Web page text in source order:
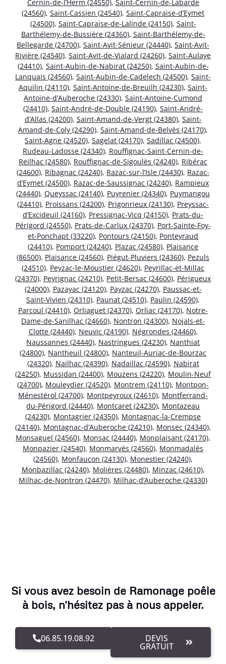
Cernin-de-l’Herm (24550), Saint-Cernin-de-Labarde
(24560), Saint-Cassien (24540), Saint-Capraise-d’Eymet
(24500), Saint-Capraise-de-Lalinde (24150), Saint-
Barthélemy-de-Bussière (24360), Saint-Barthélemy-de-
Bellegarde (24700), Saint-Avit-Sénieur (24440), Saint-Avit-
Rivière (24540), Saint-Avit-de-Vialard (24260), Saint-Aulaye
(24410), Saint-Aubin-de-Nabirat (24250), Saint-Aubin-de-
Lanquais (24560), Saint-Aubin-de-Cadelech (24500), Saint-
Aquilin (24110), Saint-Antoine-de-Breuilh (24230), Saint-
Antoine-d’Auberoche (24330), Saint-Antoine-Cumond
(24410), Saint-André-de-Double (24190), Saint-André-
d’Allas (24200), Saint-Amand-de-Vergt (24380), Saint-
Amand-de-Coly (24290), Saint-Amand-de-Belvès (24170),
Saint-Agne (24520), Sagelat (24170), Sadillac (24500),
Rudeau-Ladosse (24340), Rouffignac-Saint-Cernin-de-
Reilhac (24580), Rouffignac-de-Sigoulès (24240), Ribérac
(24600), Ribagnac (24240), Razac-sur-l’Isle (24430), Razac-
d’Eymet (24500), Razac-de-Saussignac (24240), Rampieux
(24440), Queyssac (24140), Puyrenier (24340), Puymangou
(24410), Proissans (24200), Prigonrieux (24130), Preyssac-
d’Excideuil (24160), Pressignac-Vicq (24150), Prats-du-
Périgord (24550), Prats-de-Carlux (24370), Port-Sainte-Foy-
et-Ponchapt (33220), Pontours (24150), Ponteyraud
(24410), Pomport (24240), Plazac (24580), Plaisance
(86500), Plaisance (24560), Piégut-Pluviers (24360), Pezuls
(24510), Peyzac-le-Moustier (24620), Peyrillac-et-Millac
(24370), Peyrignac (24210), Petit-Bersac (24600), Périgueux
(24000), Pazayac (24120), Payzac (24270), Paussac-et-
Saint-Vivien (24310), Paunat (24510), Paulin (24590),
Parcoul (24410), Orliaguet (24370), Orliac (24170), Notre-
Dame-de-Sanilhac (24660), Nontron (24300), Nojals-et-
Clotte (24440), Neuvic (24190), Négrondes (24460),
Naussannes (24440), Nastringues (24230), Nanthiat
(24800), Nantheuil (24800), Nanteuil-Auriac-de-Bourzac
(24320), Nailhac (24390), Nadaillac (24590), Nabirat
(24250), Mussidan (24400), Mouzens (24220), Moulin-Neuf
(24700), Mouleydier (24520), Montrem (24110), Montpon-
Ménestérol (24700), Montpeyroux (24610), Montferrand-
du-Périgord (24440), Montcaret (24230), Montazeau
(24230), Montagrier (24350), Montagnac-la-Crempse
(24140), Montagnac-d’Auberoche (24210), Monsec (24340),
Monsaguel (24560), Monsac (24440), Monplaisant (24170),
Monpazier (24540), Monmarvès (24560), Monmadalès
(24560), Monfaucon (24130), Monestier (24240),
Monbazillac (24240), Molières (24480), Minzac (24610),
Milhac-de-Nontron (24470), Milhac-d’Auberoche (24330)
Si vous avez besoin de Ramonage poêle
à bois, n'hésitez pas à nous appeler.
06.85.19.08.92 DEVIS
GRATUIT